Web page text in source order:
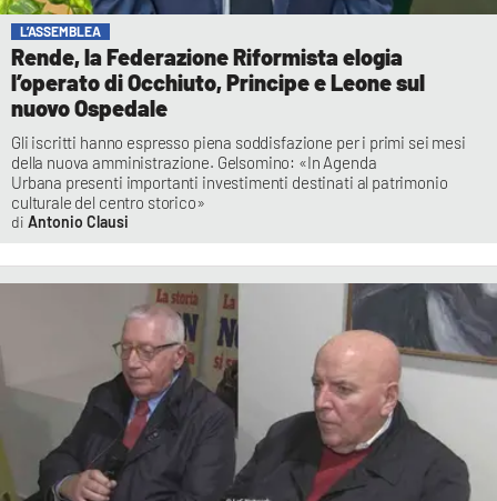
L’ASSEMBLEA
Rende, la Federazione Riformista elogia
l’operato di Occhiuto, Principe e Leone sul
nuovo Ospedale
Gli iscritti hanno espresso piena soddisfazione per i primi sei mesi
della nuova amministrazione. Gelsomino: «In Agenda
Urbana presenti importanti investimenti destinati al patrimonio
culturale del centro storico»
Antonio Clausi